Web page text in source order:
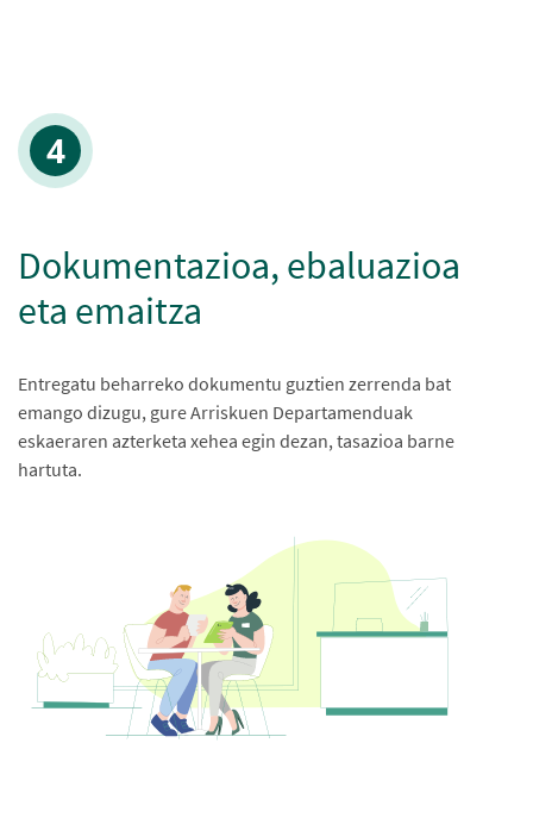
Dokumentazioa, ebaluazioa
eta emaitza
Entregatu beharreko dokumentu guztien zerrenda bat
emango dizugu, gure Arriskuen Departamenduak
eskaeraren azterketa xehea egin dezan, tasazioa barne
hartuta.